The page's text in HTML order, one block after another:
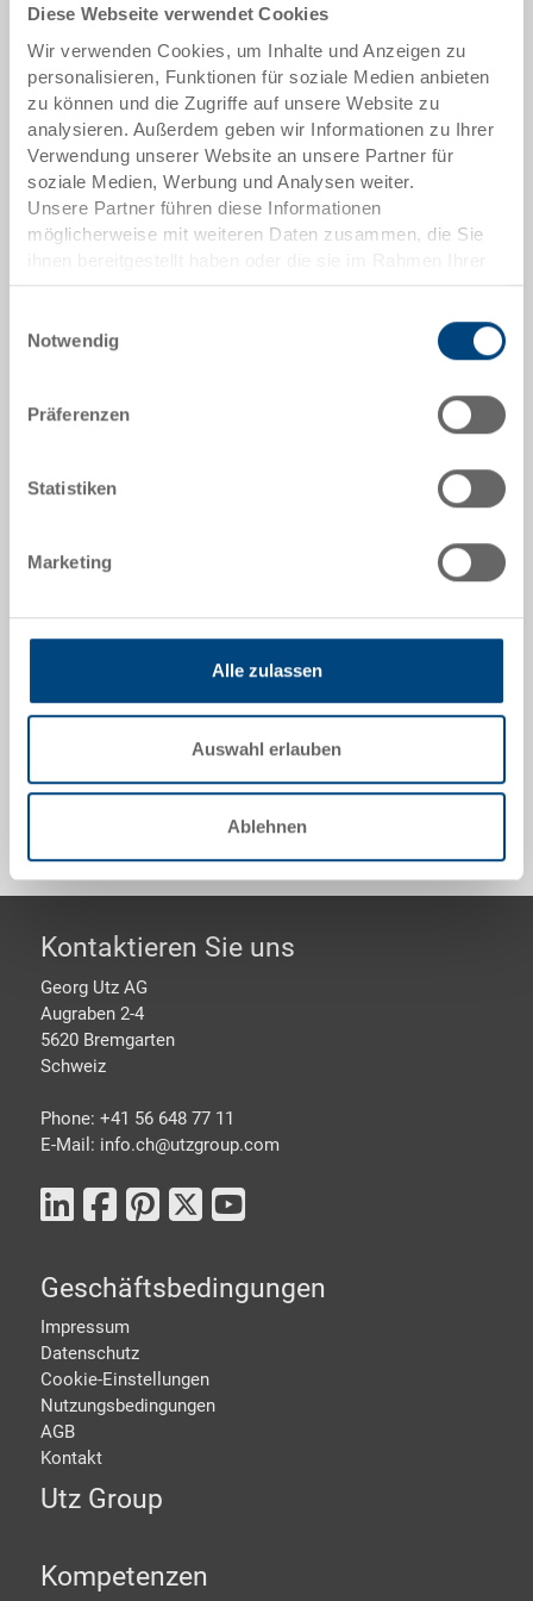
Diese Webseite verwendet Cookies
Wir verwenden Cookies, um Inhalte und Anzeigen zu
personalisieren, Funktionen für soziale Medien anbieten
zu können und die Zugriffe auf unsere Website zu
analysieren. Außerdem geben wir Informationen zu Ihrer
Verwendung unserer Website an unsere Partner für
soziale Medien, Werbung und Analysen weiter.
Unsere Partner führen diese Informationen
möglicherweise mit weiteren Daten zusammen, die Sie
Nutzung der Dienste gesammelt haben.
Notwendig
Präferenzen
Statistiken
Marketing
Alle zulassen
Auswahl erlauben
Ablehnen
Artikeldaten
Bestellnummer
3-307Z-0.7000.0101
Aussenmasse:
400 x 300 x 170 mm
Farbe:
Seitenwände geschlossen, Boden geschlossen, 2
Optionales Zubehör
Footer
Kontaktieren Sie uns
Georg Utz AG
Augraben 2-4
5620 Bremgarten
Schweiz
Phone: +41 56 648 77 11
E-Mail: info.ch@utzgroup.com
Geschäftsbedingungen
Impressum
Datenschutz
Cookie-Einstellungen
Nutzungsbedingungen
AGB
Kontakt
Utz Group
Kompetenzen